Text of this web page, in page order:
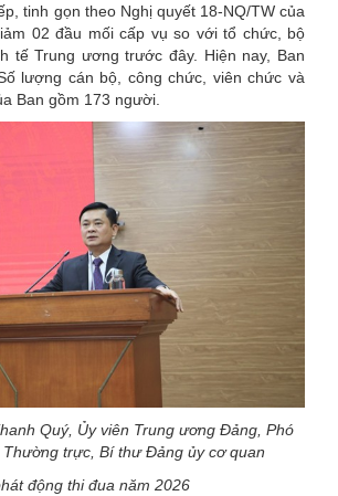
tinh gọn theo Nghị quyết 18-NQ/TW của
02 đầu mối cấp vụ so với tổ chức, bộ
tế Trung ương trước đây. Hiện nay, Ban
lượng cán bộ, công chức, viên chức và
Ban gồm 173 người.
Quý, Ủy viên Trung ương Đảng, Phó
Thường trực, Bí thư Đảng ủy cơ quan
động thi đua năm 2026